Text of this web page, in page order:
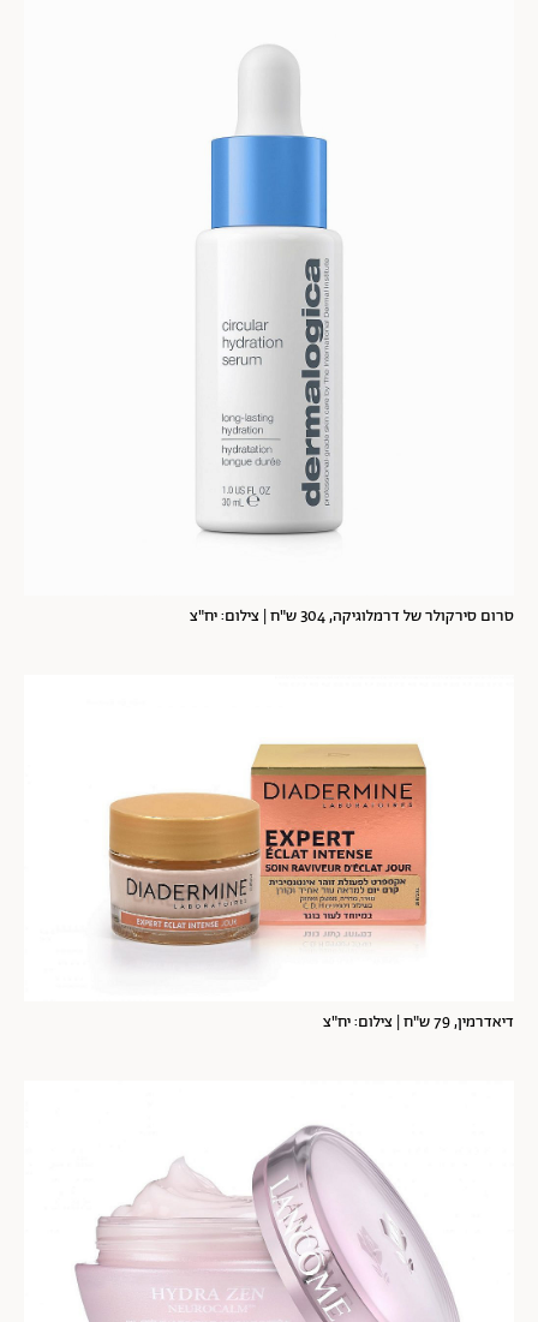
סרום סירקולר של דרמלוגיקה, 304 ש"ח | צילום: יח"צ
דיאדרמין, 79 ש"ח | צילום: יח"צ